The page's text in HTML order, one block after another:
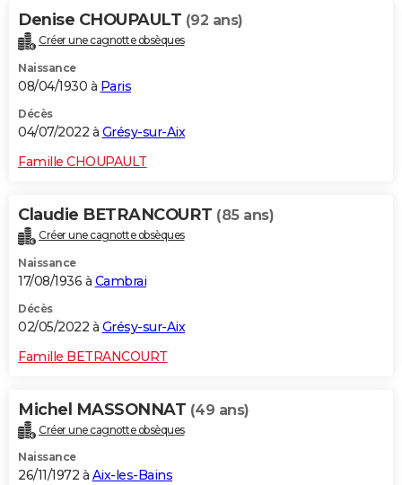
Denise CHOUPAULT (92 ans)
Créer une cagnotte obsèques
Naissance
08/04/1930 à Paris
Décès
04/07/2022 à Grésy-sur-Aix
Famille CHOUPAULT
Claudie BETRANCOURT (85 ans)
Créer une cagnotte obsèques
Naissance
17/08/1936 à Cambrai
Décès
02/05/2022 à Grésy-sur-Aix
Famille BETRANCOURT
Michel MASSONNAT (49 ans)
Créer une cagnotte obsèques
Naissance
26/11/1972 à Aix-les-Bains